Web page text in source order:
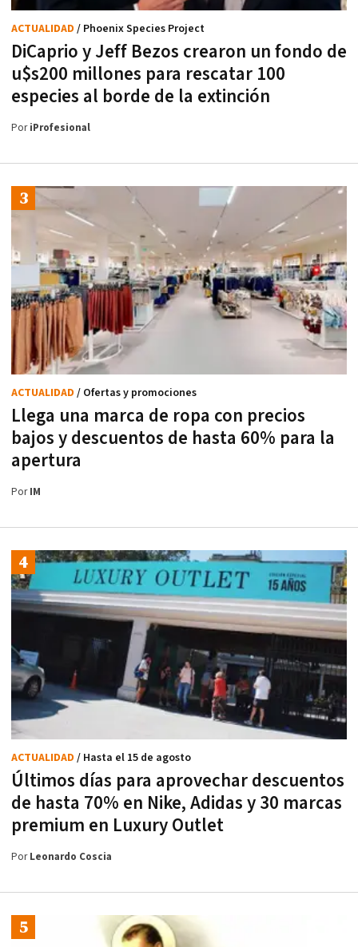
DiCaprio y Jeff Bezos crearon un fondo de
u$s200 millones para rescatar 100
especies al borde de la extinción
ACTUALIDAD / Phoenix Species Project
PoriProfesional
Llega una marca de ropa con precios
bajos y descuentos de hasta 60% para la
apertura
ACTUALIDAD / Ofertas y promociones
PorIM
Últimos días para aprovechar descuentos
de hasta 70% en Nike, Adidas y 30 marcas
premium en Luxury Outlet
ACTUALIDAD / Hasta el 15 de agosto
PorLeonardo Coscia